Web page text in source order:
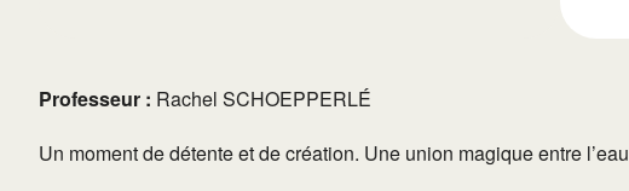
Professeur : Rachel SCHOEPPERLÉ
Un moment de détente et de création. Une union magique entre